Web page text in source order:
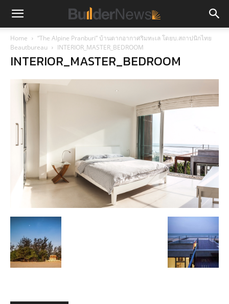
Home
“The Alpine Pranburi” บ้านตากอากาศริมทะเล โดยบ.สถาปนิกไทย
Beautbureau
INTERIOR_MASTER_BEDROOM
INTERIOR_MASTER_BEDROOM